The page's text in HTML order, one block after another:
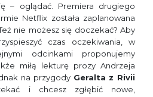
– oglądać. Premiera drugiego
Netflix została zaplanowana
nie możesz się doczekać? Aby
czas oczekiwania, w
odcinkami proponujemy
miłą lekturę prozy Andrzeja
na przygody Geralta z Rivii
i chcesz zgłębić nowe,